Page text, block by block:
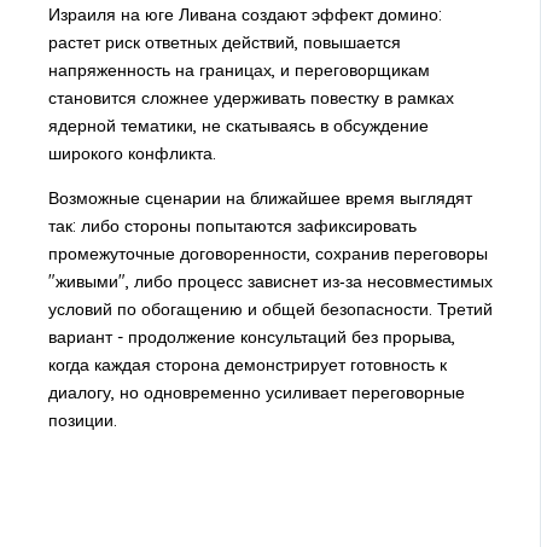
Израиля на юге Ливана создают эффект домино:
растет риск ответных действий, повышается
напряженность на границах, и переговорщикам
становится сложнее удерживать повестку в рамках
ядерной тематики, не скатываясь в обсуждение
широкого конфликта.
Возможные сценарии на ближайшее время выглядят
так: либо стороны попытаются зафиксировать
промежуточные договоренности, сохранив переговоры
"живыми", либо процесс зависнет из‑за несовместимых
условий по обогащению и общей безопасности. Третий
вариант - продолжение консультаций без прорыва,
когда каждая сторона демонстрирует готовность к
диалогу, но одновременно усиливает переговорные
позиции.